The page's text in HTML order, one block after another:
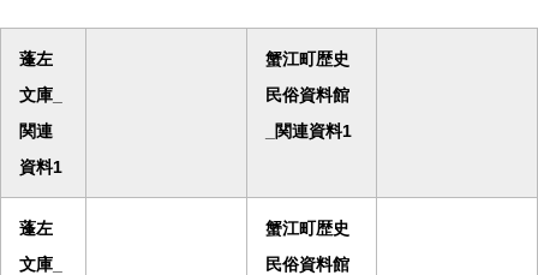
蓬左
文庫_
関連
資料1
蟹江町歴史
民俗資料館
_関連資料1
蓬左
文庫_
蟹江町歴史
民俗資料館